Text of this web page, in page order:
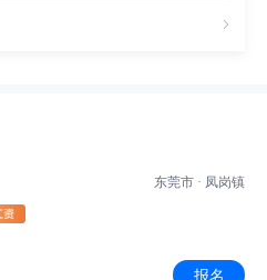
东莞市 · 凤岗镇
报名